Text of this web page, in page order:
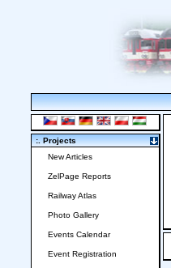
:. Projects
New Articles
ZelPage Reports
Railway Atlas
Photo Gallery
Events Calendar
Event Registration